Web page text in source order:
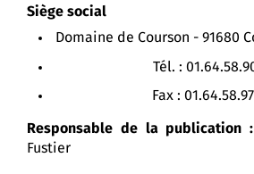
Siège social
Domaine de Courson - 91680
Tél. :
Fax :
Responsable de la publication :
Fustier